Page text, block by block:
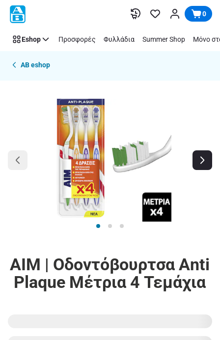
Παράλειψη 0
Eshop Προσφορές Φυλλάδια Summer Shop Μόνο
AB eshop
AIM | Οδοντόβουρτσα Αnti
Plaque Μέτρια 4 Τεμάχια